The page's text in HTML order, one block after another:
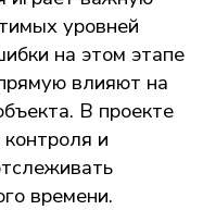
уровней
на этом этапе
влияют на
В проекте
и
времени.